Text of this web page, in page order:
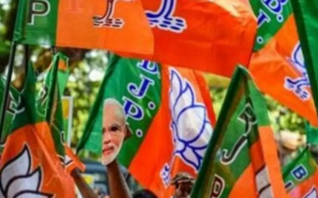
NEWS, हिंदी
न्यूज़ , HINDI
SAMACHAR,
हिंदी समाचार,
दृष्टि नाउ
प्रतिनिधिमंडल, सुझाव के लिए ई-मेल भी जारी; NSUI और रिफॉर्म मंच से हुई बातचीत
दूसरे दौर की वार्ता संपन्न, दोनों पक्षों ने बताया सकारात्मक
के बीच छात्र नेता कुणाल प्रताप का ट्वीट, बातचीत की दिशा पर उठे सवाल
पर आज फिर सरकार से बातचीत, जल्द फैसले की उम्मीद